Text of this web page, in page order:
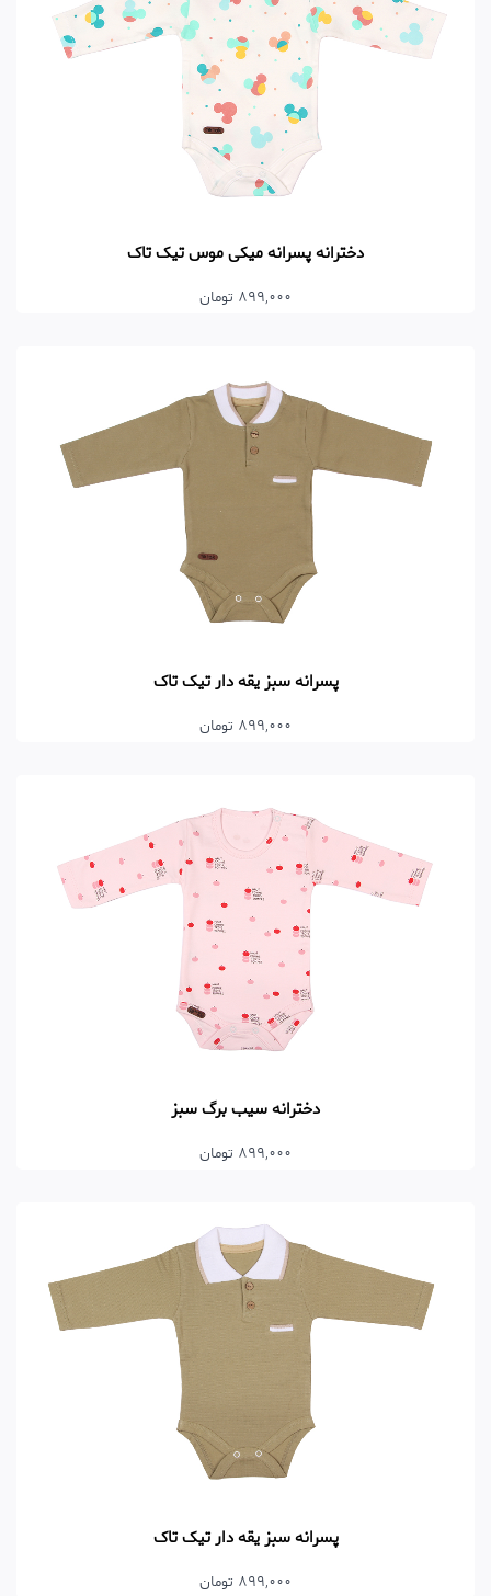
دخترانه پسرانه میکی موس تیک تاک
899,000 تومان
پسرانه سبز یقه دار تیک تاک
899,000 تومان
دخترانه سیب برگ سبز
899,000 تومان
پسرانه سبز یقه دار تیک تاک
899,000 تومان